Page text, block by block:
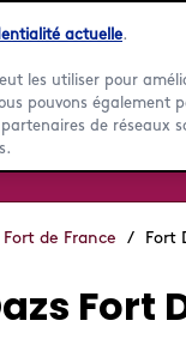
Fort de France / Fort
Fort
actuelle.
les utiliser pour
pouvons également
de réseaux